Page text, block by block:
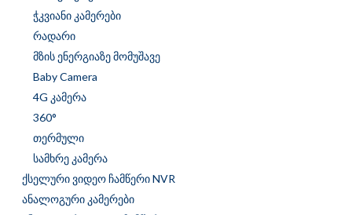
ჭკვიანი კამერები
რადარი
მზის ენერგიაზე მომუშავე
Baby Camera
4G კამერა
360°
თერმული
სამხრე კამერა
ქსელური ვიდეო ჩამწერი NVR
ანალოგური კამერები